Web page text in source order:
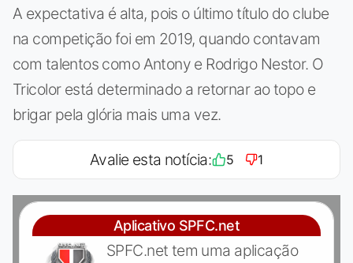
A expectativa é alta, pois o último título do clube
na competição foi em 2019, quando contavam
com talentos como Antony e Rodrigo Nestor. O
Tricolor está determinado a retornar ao topo e
brigar pela glória mais uma vez.
Avalie esta notícia: 5 1
Aplicativo SPFC.net
SPFC.net tem uma aplicação